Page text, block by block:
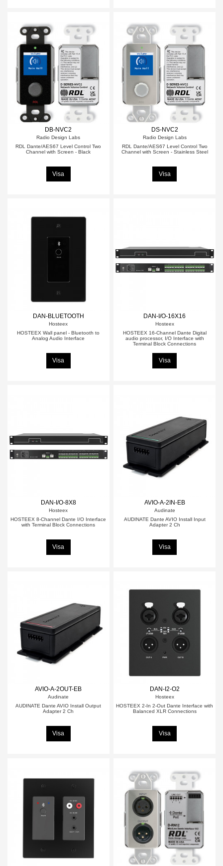
DB-NVC2
Radio Design Labs
RDL Dante/AES67 Level Control Two
Channel with Screen - Black
Visa
DS-NVC2
Radio Design Labs
RDL Dante/AES67 Level Control Two
Channel with Screen - Stainless Steel
Visa
DAN-BLUETOOTH
Hosteex
HOSTEEX Wall panel - Bluetooth to
Analog Audio Interface
Visa
DAN-I/O-16X16
Hosteex
HOSTEEX 16-Channel Dante Digital
audio processor, I/O Interface with
Terminal Block Connections
Visa
DAN-I/O-8X8
Hosteex
HOSTEEX 8-Channel Dante I/O Interface
with Terminal Block Connections
Visa
AVIO-A-2IN-EB
Audinate
AUDINATE Dante AVIO Install Input
Adapter 2 Ch
Visa
AVIO-A-2OUT-EB
Audinate
AUDINATE Dante AVIO Install Output
Adapter 2 Ch
Visa
DAN-I2-O2
Hosteex
HOSTEEX 2-In 2-Out Dante Interface with
Balanced XLR Connections
Visa